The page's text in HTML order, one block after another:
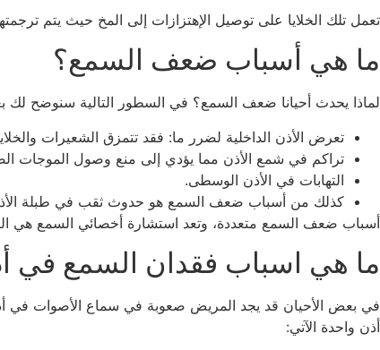
تعمل تلك الخلايا على توصيل الإهتزازات إلى المخ حيث يتم
ما هي أسباب ضعف السمع؟
لماذا يحدث أحيانا ضعف السمع؟ في السطور التالية سنوضح
تعرض الأذن الداخلية لضرر ما: فقد تتمزق الشعيرات
تراكم في شمع الأذن مما يؤدي إلى منع وصول الموجات
التهابات في الأذن الوسطى.
كذلك من أسباب ضعف السمع هو حدوث ثقب في طبلة
أسباب ضعف السمع متعددة، وتعد استشارة أخصائي السمع هي
ما هي اسباب فقدان السمع في
في بعض الأحيان قد يجد المريض صعوبة في سماع الأصوات في
أذن واحدة الآتي: